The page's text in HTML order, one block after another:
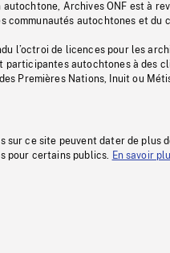
autochtone, Archives ONF est à
communautés autochtones et du
l’octroi de licences pour les
autochtones à des
Premières Nations, Inuit ou
sur ce site peuvent dater de plus
pour certains publics. En savoir